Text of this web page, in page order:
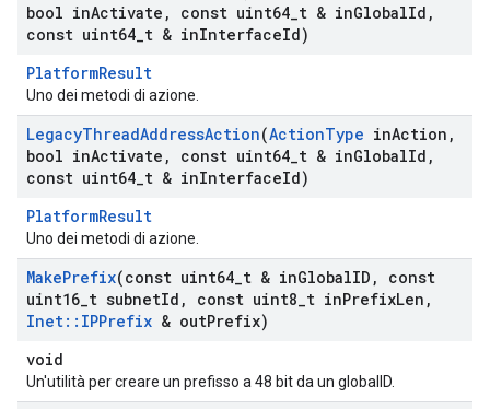
bool inActivate , const uint64 t & inGlobalId ,
const uint64 t & inInterfaceId)
PlatformResult
Uno dei metodi di azione.
LegacyThreadAddressAction(ActionType inAction ,
bool inActivate , const uint64 t & inGlobalId ,
const uint64 t & inInterfaceId)
PlatformResult
Uno dei metodi di azione.
MakePrefix(const uint64 t & inGlobalID ,
const
uint16 t subnetId , const uint8 t inPrefixLen ,
Inet:: IPPrefix & outPrefix)
void
Un'utilità per creare un prefisso a 48 bit da un globalID.